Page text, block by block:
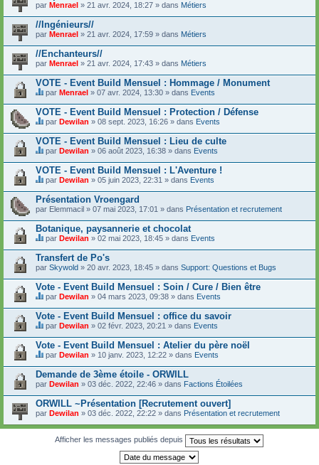
d
a
g
e
n
o
n
d
a
g
e
n
t
u
n
o
n
d
a
g
e
par Menrael » 21 avr. 2024, 18:27 » dans Métiers
//Ingénieurs//
par Menrael » 21 avr. 2024, 17:59 » dans Métiers
//Enchanteurs//
par Menrael » 21 avr. 2024, 17:43 » dans Métiers
VOTE - Event Build Mensuel : Hommage / Monument
C
e
s
u
j
e
o
n
i
e
n
t
u
n
s
o
n
d
a
g
e
par Menrael » 07 avr. 2024, 13:30 » dans Events
VOTE - Event Build Mensuel : Protection / Défense
C
e
s
u
j
e
o
n
t
i
e
n
t
u
n
o
n
d
a
g
e
par Dewilan » 08 sept. 2023, 16:26 » dans Events
VOTE - Event Build Mensuel : Lieu de culte
C
e
s
u
j
e
t
o
n
i
e
n
t
u
n
s
o
n
d
a
g
e
par Dewilan » 06 août 2023, 16:38 » dans Events
VOTE - Event Build Mensuel : L'Aventure !
C
e
s
u
j
e
o
n
t
i
e
n
t
u
n
s
o
n
d
a
g
e
par Dewilan » 05 juin 2023, 22:31 » dans Events
Présentation Vroengard
par Elemmacil » 07 mai 2023, 17:01 » dans Présentation et recrutement
Botanique, paysannerie et chocolat
C
e
s
u
j
e
o
n
i
e
n
t
u
n
o
n
d
a
par Dewilan » 02 mai 2023, 18:45 » dans Events
Transfert de Po's
par Skywold » 20 avr. 2023, 18:45 » dans Support: Questions et Bugs
Vote - Event Build Mensuel : Soin / Cure / Bien être
C
e
s
u
j
e
o
n
t
i
e
n
t
u
par Dewilan » 04 mars 2023, 09:38 » dans Events
Vote - Event Build Mensuel : office du savoir
C
s
u
j
e
t
o
n
t
i
par Dewilan » 02 févr. 2023, 20:21 » dans Events
Vote - Event Build Mensuel : Atelier du père noël
C
e
s
u
j
e
t
o
par Dewilan » 10 janv. 2023, 12:22 » dans Events
Demande de 3ème étoile - ORWILL
par Dewilan » 03 déc. 2022, 22:46 » dans Factions Étoilées
ORWILL ~Présentation [Recrutement ouvert]
par Dewilan » 03 déc. 2022, 22:22 » dans Présentation et recrutement
Afficher les messages publiés depuis